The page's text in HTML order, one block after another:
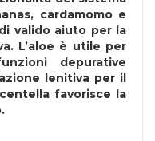
cardamomo e
valido aiuto per la
L’aloe è utile per
depurative
lenitiva per il
favorisce la